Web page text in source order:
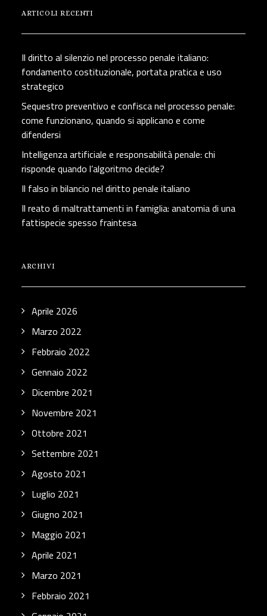
ARTICOLI RECENTI
Il diritto al silenzio nel processo penale italiano:
fondamento costituzionale, portata pratica e uso
strategico
Sequestro preventivo e confisca nel processo penale:
come funzionano, quando si applicano e come
difendersi
Intelligenza artificiale e responsabilità penale: chi
risponde quando l’algoritmo decide?
Il falso in bilancio nel diritto penale italiano
Il reato di maltrattamenti in famiglia: anatomia di una
fattispecie spesso fraintesa
ARCHIVI
Aprile 2026
Marzo 2022
Febbraio 2022
Gennaio 2022
Dicembre 2021
Novembre 2021
Ottobre 2021
Settembre 2021
Agosto 2021
Luglio 2021
Giugno 2021
Maggio 2021
Aprile 2021
Marzo 2021
Febbraio 2021